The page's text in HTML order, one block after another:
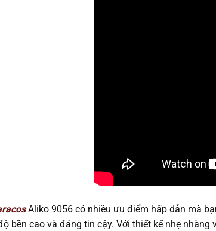
Aliko 9056 có nhiều ưu điểm hấp dẫn mà
bền cao và đáng tin cậy. Với thiết kế nhẹ